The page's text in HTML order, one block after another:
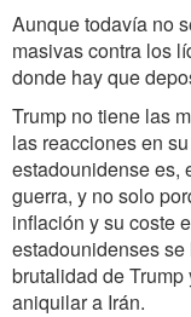
Aunque todavía no
masivas contra los
donde hay que
Trump no tiene las
las reacciones en
estadounidense es,
guerra, y no solo
inflación y su coste
estadounidenses
brutalidad de
aniquilar a Irán.